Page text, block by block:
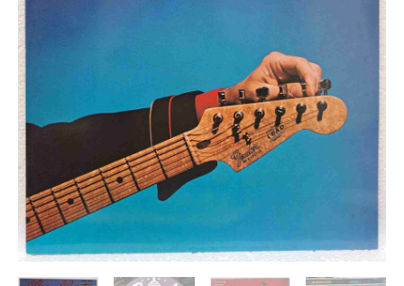
-
Disc
VINIL
VG+